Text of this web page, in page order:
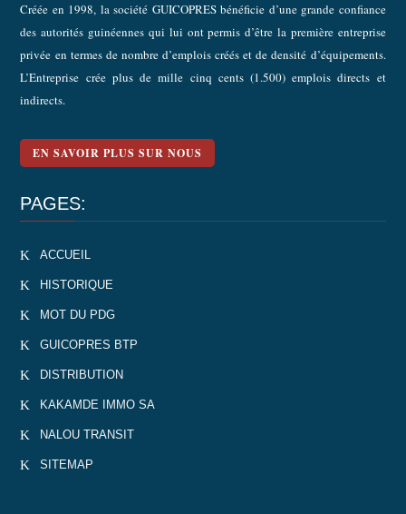
Créée en 1998, la société GUICOPRES bénéficie d’une grande confiance
des autorités guinéennes qui lui ont permis d’être la première entreprise
privée en termes de nombre d’emplois créés et de densité d’équipements.
L’Entreprise crée plus de mille cinq cents (1.500) emplois directs et
indirects.
EN SAVOIR PLUS SUR NOUS
PAGES:
K ACCUEIL
K HISTORIQUE
K MOT DU PDG
K GUICOPRES BTP
K DISTRIBUTION
K KAKAMDE IMMO SA
K NALOU TRANSIT
K SITEMAP